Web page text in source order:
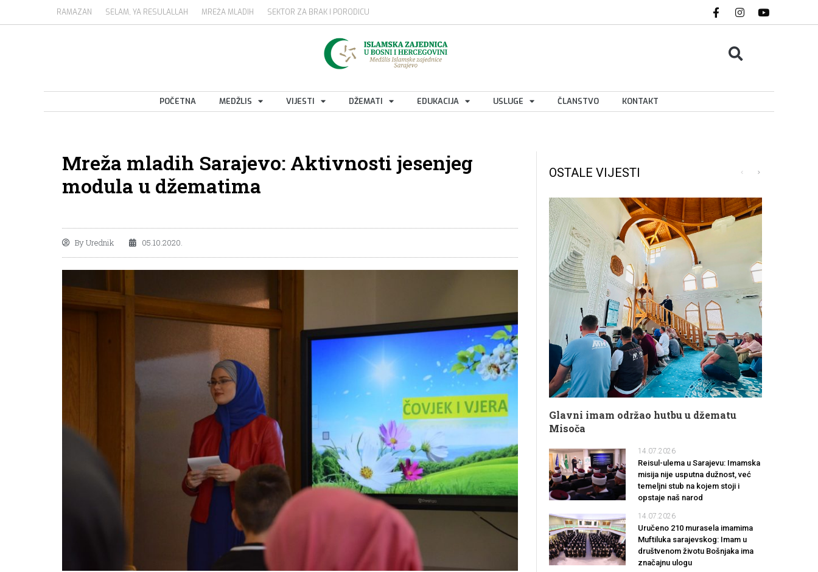
RAMAZAN SELAM, YA RESULALLAH MREŽA MLADIH SEKTOR ZA BRAK I PORODICU
POČETNA MEDŽLIS VIJESTI DŽEMATI EDUKACIJA USLUGE ČLANSTVO KONTAKT
Mreža mladih Sarajevo: Aktivnosti jesenjeg
modula u džematima
ByUrednik 05.10.2020.
OSTALE VIJESTI
Glavni imam održao hutbu u džematu
Misoča
14.07.2026
Reisul-ulema u Sarajevu: Imamska
misija nije usputna dužnost, već
temeljni stub na kojem stoji i
opstaje naš narod
14.07.2026
Uručeno 210 murasela imamima
Muftiluka sarajevskog: Imam u
društvenom životu Bošnjaka ima
značajnu ulogu